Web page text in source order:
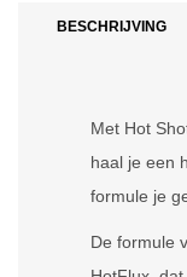
BESCHRIJVING
Met Hot
haal je een
formule je
De formule